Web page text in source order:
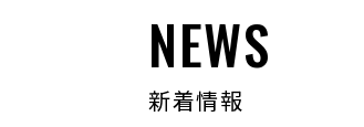
NEWS
新着情報